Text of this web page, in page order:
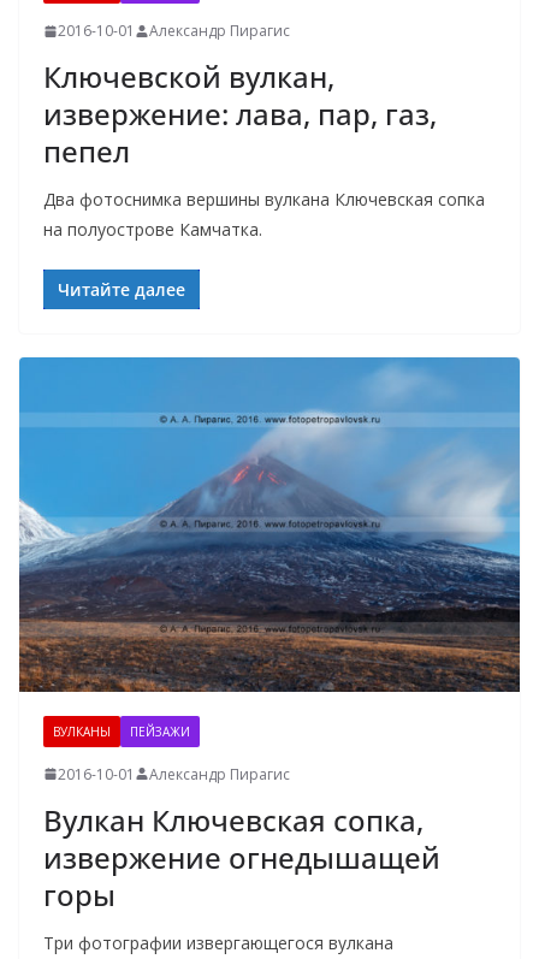
2016-10-01 Александр Пирагис
Ключевской вулкан,
извержение: лава, пар, газ,
пепел
Два фотоснимка вершины вулкана Ключевская сопка
на полуострове Камчатка.
Читайте далее
ВУЛКАНЫ ПЕЙЗАЖИ
2016-10-01 Александр Пирагис
Вулкан Ключевская сопка,
извержение огнедышащей
горы
Три фотографии извергающегося вулкана